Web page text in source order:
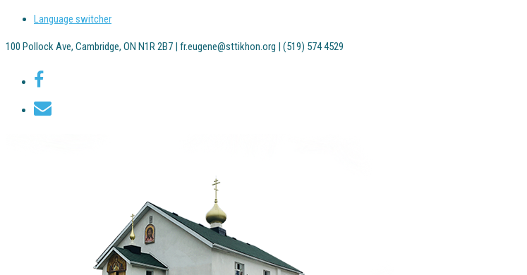
Language switcher
100 Pollock Ave, Cambridge, ON N1R 2B7 | fr.eugene@sttikhon.org | (519) 574 4529